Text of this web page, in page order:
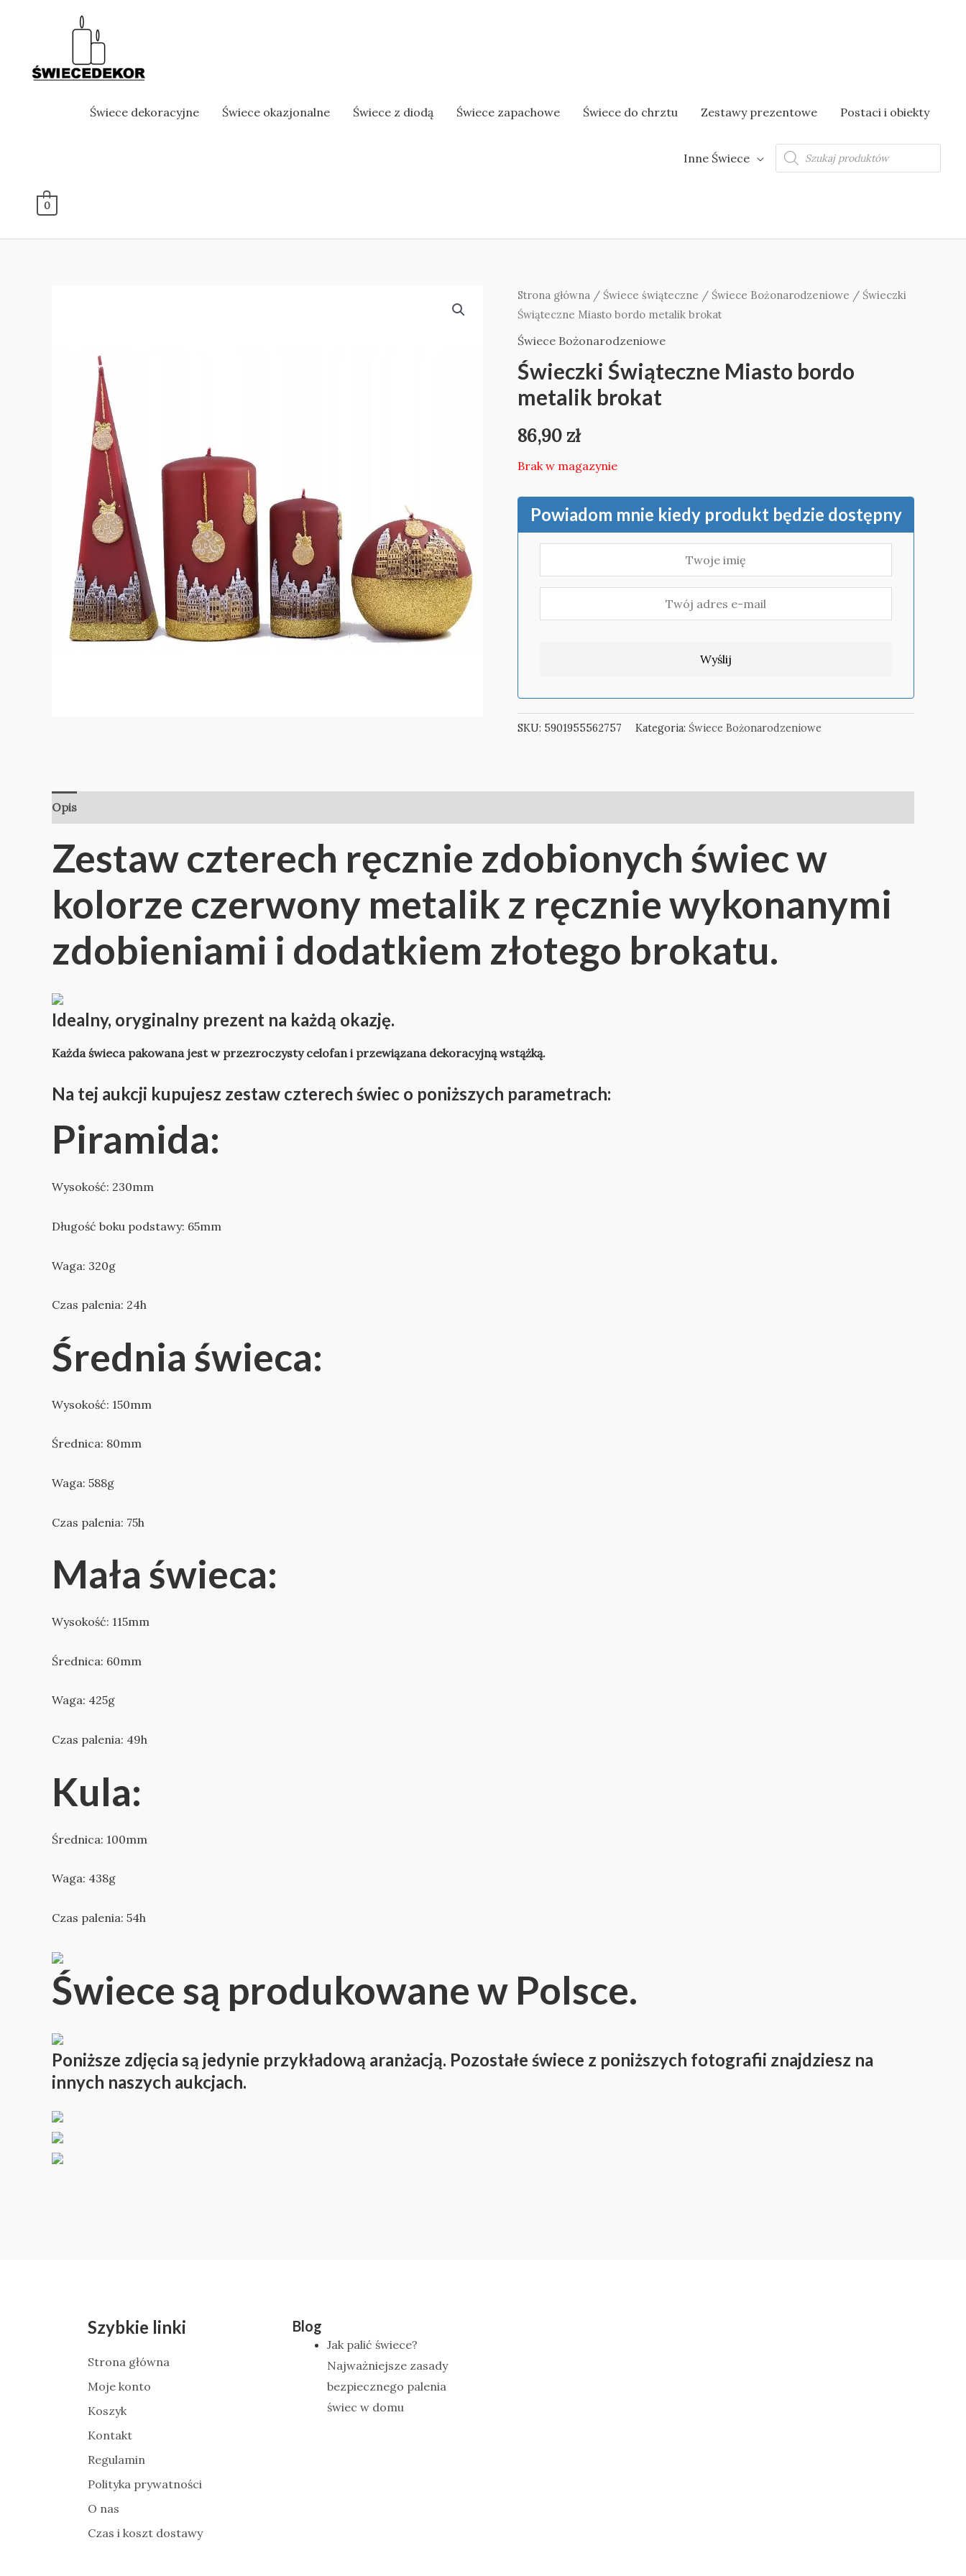
Świece dekoracyjne Świece okazjonalne Świece z diodą Świece zapachowe Świece do chrztu Zestawy prezentowe Postaci i obiekty
Inne Świece
Wyszukiwarka
produktów
0
Strona główna / Świece świąteczne / Świece Bożonarodzeniowe / Świeczki
Świąteczne Miasto bordo metalik brokat
Świece Bożonarodzeniowe
Świeczki Świąteczne Miasto bordo
metalik brokat
86,90 zł
Brak w magazynie
Powiadom mnie kiedy produkt będzie dostępny
SKU: 5901955562757 Kategoria: Świece Bożonarodzeniowe
Opis
Zestaw czterech ręcznie zdobionych świec w
kolorze czerwony metalik z ręcznie wykonanymi
zdobieniami i dodatkiem złotego brokatu.
Idealny, oryginalny prezent na każdą okazję.
Każda świeca pakowana jest w przezroczysty celofan i przewiązana dekoracyjną wstążką.
Na tej aukcji kupujesz zestaw czterech świec o poniższych parametrach:
Piramida:
Wysokość: 230mm
Długość boku podstawy: 65mm
Waga: 320g
Czas palenia: 24h
Średnia świeca:
Wysokość: 150mm
Średnica: 80mm
Waga: 588g
Czas palenia: 75h
Mała świeca:
Wysokość: 115mm
Średnica: 60mm
Waga: 425g
Czas palenia: 49h
Kula:
Średnica: 100mm
Waga: 438g
Czas palenia: 54h
Świece są produkowane w Polsce.
Poniższe zdjęcia są jedynie przykładową aranżacją. Pozostałe świece z poniższych fotografii znajdziesz na
innych naszych aukcjach.
Szybkie linki
Strona główna
Moje konto
Koszyk
Kontakt
Regulamin
Polityka prywatności
O nas
Czas i koszt dostawy
Blog
Jak palić świece?
Najważniejsze zasady
bezpiecznego palenia
świec w domu